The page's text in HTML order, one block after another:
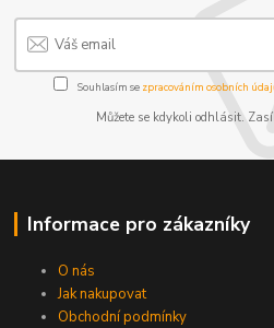
Souhlasím se zpracováním osobních
Můžete se kdykoli odhlásit.
Informace pro zákazníky
O nás
Jak nakupovat
Obchodní podmínky